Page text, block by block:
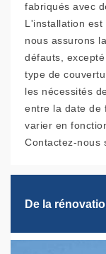
fabriqués avec
L'installation
nous assurons
défauts,
type de
les nécessités
entre la date de
varier en
Contactez-nous
De la